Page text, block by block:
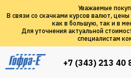
Уважаемые
В связи со скачками курсов валют,
как в большую, так и в
Для уточнения актуальной
специалистам
+7 (343) 213 40